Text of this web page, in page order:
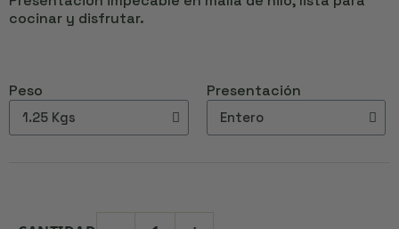
cocinar y disfrutar.
Peso Presentación